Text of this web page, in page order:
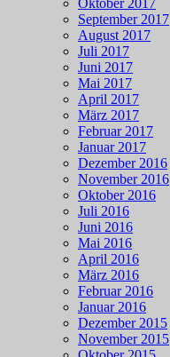
Oktober 2017
September 2017
August 2017
Juli 2017
Juni 2017
Mai 2017
April 2017
März 2017
Februar 2017
Januar 2017
Dezember 2016
November 2016
Oktober 2016
Juli 2016
Juni 2016
Mai 2016
April 2016
März 2016
Februar 2016
Januar 2016
Dezember 2015
November 2015